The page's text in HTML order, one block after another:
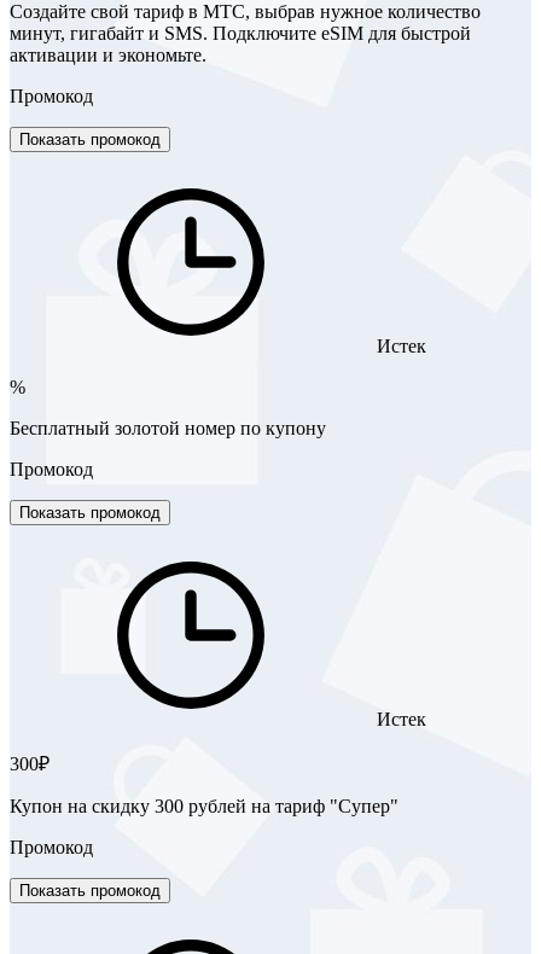
Создайте свой тариф в МТС, выбрав нужное количество
минут, гигабайт и SMS. Подключите eSIM для быстрой
активации и экономьте.
Промокод
Показать промокод
Истек
%
Бесплатный золотой номер по купону
Промокод
Показать промокод
Истек
300₽
Купон на скидку 300 рублей на тариф "Супер"
Промокод
Показать промокод